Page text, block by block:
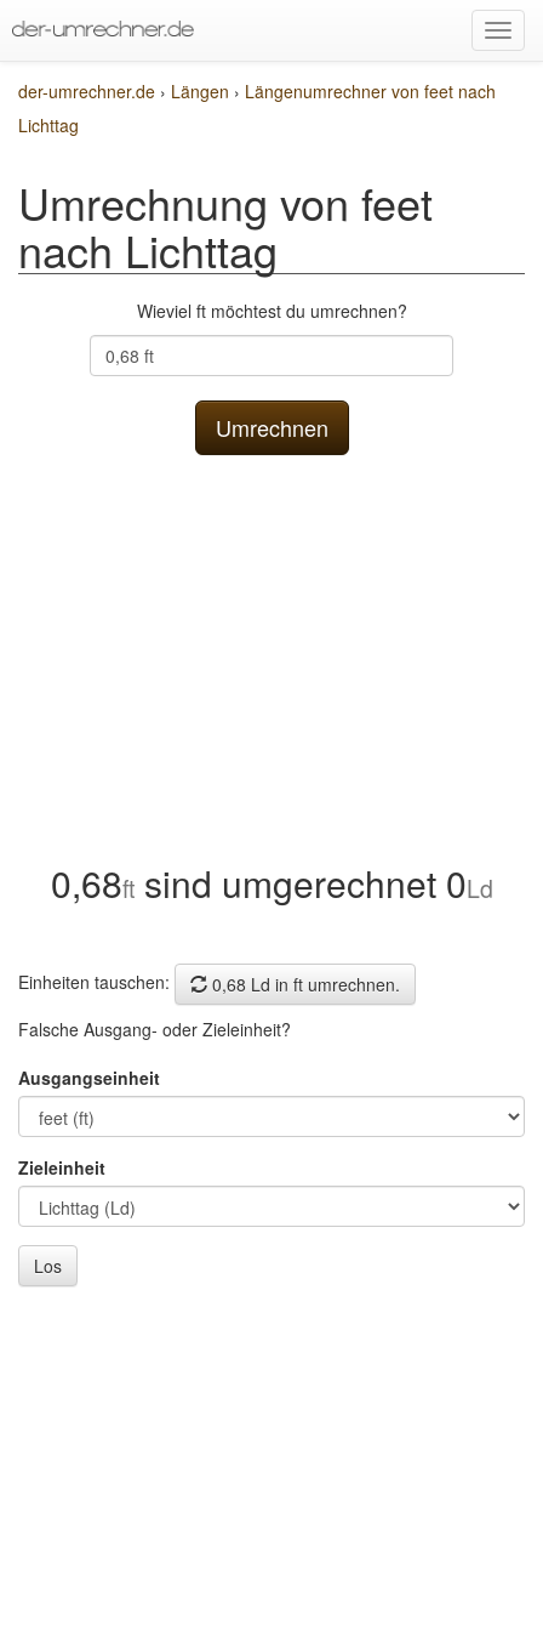
der-umrechner.de › Längen › Längenumrechner von feet nach
Lichttag
Umrechnung von feet
nach Lichttag
Wieviel ft möchtest du umrechnen?
0,68ftsind umgerechnet 0Ld
Einheiten tauschen:
0,68 Ld in ft umrechnen.
Falsche Ausgang- oder Zieleinheit?
Ausgangseinheit
Zieleinheit
Los